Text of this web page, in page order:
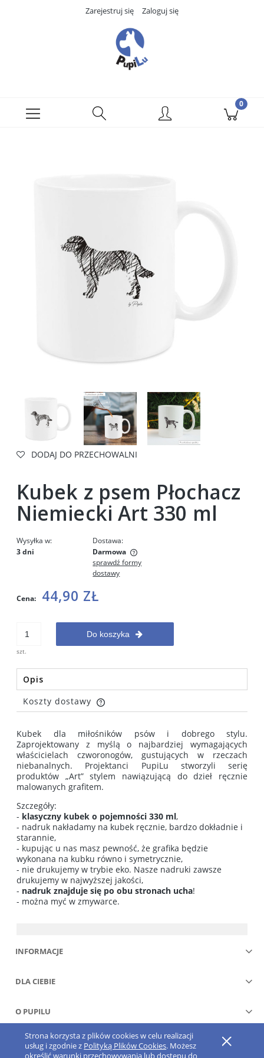
Strona korzysta z plików cookies w celu realizacji
usług i zgodnie z Polityką Plików Cookies. Możesz
określić warunki przechowywania lub dostępu do
Zarejestruj się Zaloguj się
DODAJ DO PRZECHOWALNI
Kubek z psem Płochacz
Niemiecki Art 330 ml
Wysyłka w:
3 dni
Dostawa:
Darmowa
Cena nie zawiera ewentualnych kosztów płatności
sprawdź formy
dostawy
Cena: 44,90 ZŁ
szt.
Do koszyka
Opis
Koszty dostawy
Cena nie zawiera ewentualnych kosztów płatności
Kubek dla miłośników psów i dobrego stylu.
Zaprojektowany z myślą o najbardziej wymagających
właścicielach czworonogów, gustujących w rzeczach
niebanalnych. Projektanci PupiLu stworzyli serię
produktów „Art” stylem nawiązującą do dzieł ręcznie
malowanych grafitem.
Szczegóły:
- klasyczny kubek o pojemności 330 ml,
- nadruk nakładamy na kubek ręcznie, bardzo dokładnie i
starannie,
- kupując u nas masz pewność, że grafika będzie
wykonana na kubku równo i symetrycznie,
- nie drukujemy w trybie eko. Nasze nadruki zawsze
drukujemy w najwyższej jakości,
- nadruk znajduje się po obu stronach ucha!
- można myć w zmywarce.
INFORMACJE
DLA CIEBIE
O PUPILU
Pokaż pełną wersję strony